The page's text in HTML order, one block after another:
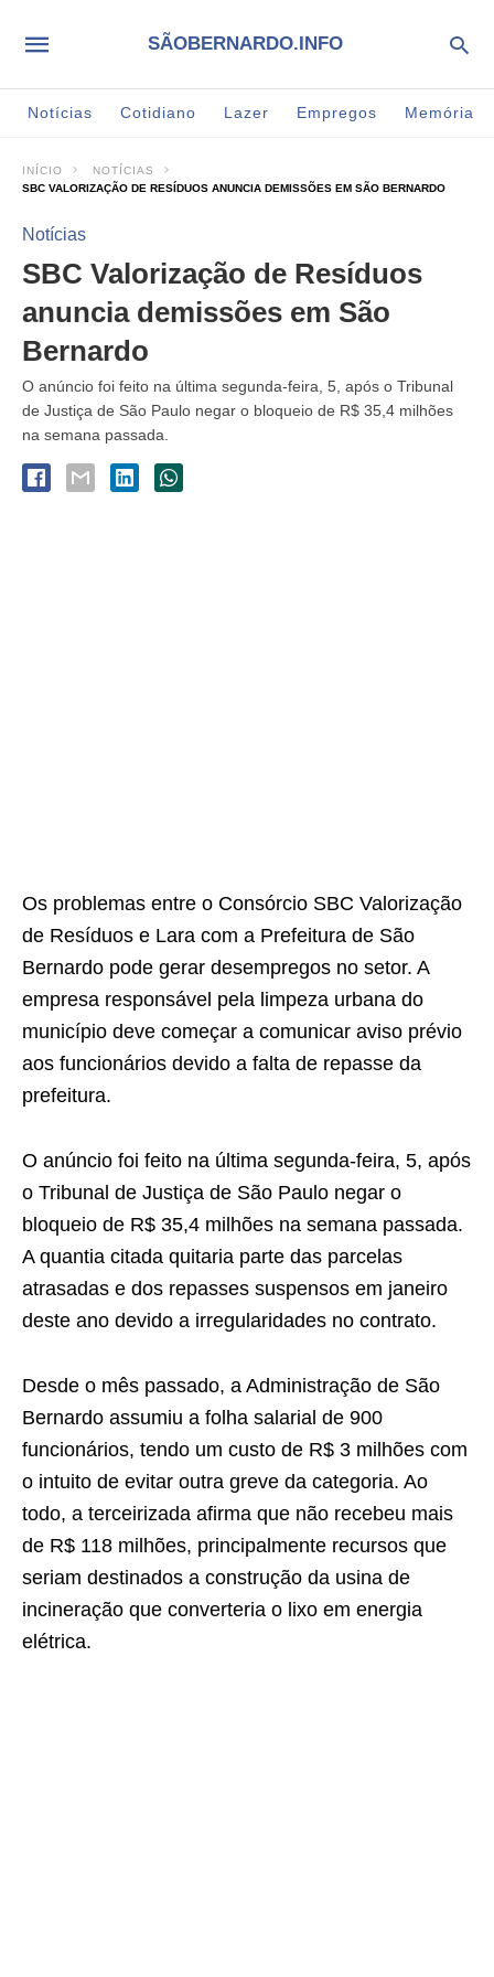
SÃOBERNARDO.INFO
Notícias Cotidiano Lazer Empregos Memória
INÍCIO
NOTÍCIAS
SBC VALORIZAÇÃO DE RESÍDUOS ANUNCIA DEMISSÕES EM SÃO BERNARDO
Notícias
SBC Valorização de Resíduos
anuncia demissões em São
Bernardo
O anúncio foi feito na última segunda-feira, 5, após o Tribunal
de Justiça de São Paulo negar o bloqueio de R$ 35,4 milhões
na semana passada.
Os problemas entre o Consórcio SBC Valorização
de Resíduos e Lara com a Prefeitura de São
Bernardo pode gerar desempregos no setor. A
empresa responsável pela limpeza urbana do
município deve começar a comunicar aviso prévio
aos funcionários devido a falta de repasse da
prefeitura.
O anúncio foi feito na última segunda-feira, 5, após
o Tribunal de Justiça de São Paulo negar o
bloqueio de R$ 35,4 milhões na semana passada.
A quantia citada quitaria parte das parcelas
atrasadas e dos repasses suspensos em janeiro
deste ano devido a irregularidades no contrato.
Desde o mês passado, a Administração de São
Bernardo assumiu a folha salarial de 900
funcionários, tendo um custo de R$ 3 milhões com
o intuito de evitar outra greve da categoria. Ao
todo, a terceirizada afirma que não recebeu mais
de R$ 118 milhões, principalmente recursos que
seriam destinados a construção da usina de
incineração que converteria o lixo em energia
elétrica.